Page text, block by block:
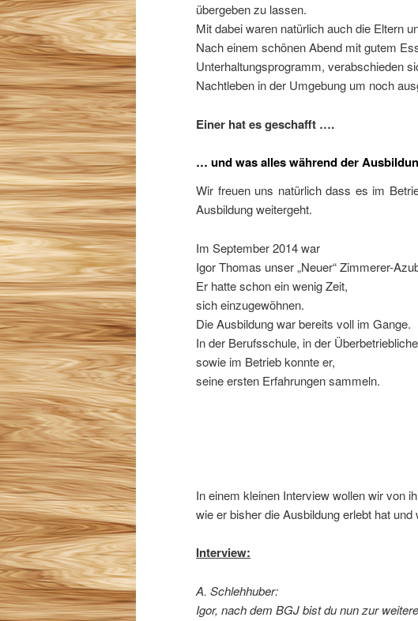
übergeben zu lassen.
Mit dabei waren natürlich auch die Eltern
Nach einem schönen Abend mit gutem
Unterhaltungsprogramm, verabschieden
Nachtleben in der Umgebung um noch
Einer hat es geschafft ….
… und was alles während der
Wir freuen uns natürlich dass es im
Ausbildung weitergeht.
Im September 2014 war
Igor Thomas unser „Neuer“ Zimmerer-
Er hatte schon ein wenig Zeit,
sich einzugewöhnen.
Die Ausbildung war bereits voll im Gange.
In der Berufsschule, in der
sowie im Betrieb konnte er,
seine ersten Erfahrungen sammeln.
In einem kleinen Interview wollen wir von
wie er bisher die Ausbildung erlebt hat
Interview:
A. Schlehhuber:
Igor, nach dem BGJ bist du nun zur